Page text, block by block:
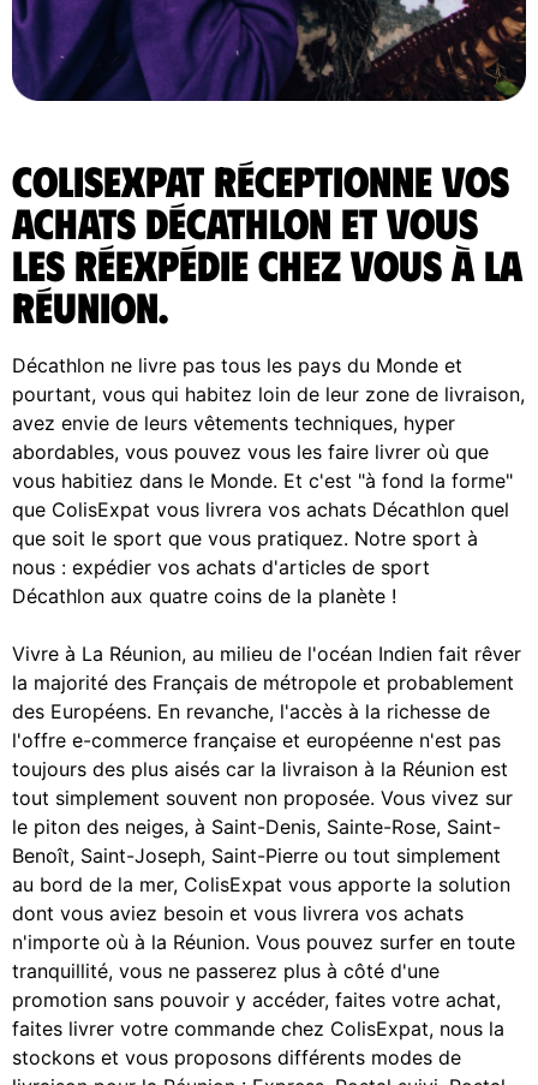
ColisExpat réceptionne vos
achats Décathlon et vous
les réexpédie chez vous à la
Réunion.
Décathlon ne livre pas tous les pays du Monde et
pourtant, vous qui habitez loin de leur zone de livraison,
avez envie de leurs vêtements techniques, hyper
abordables, vous pouvez vous les faire livrer où que
vous habitiez dans le Monde. Et c'est "à fond la forme"
que ColisExpat vous livrera vos achats Décathlon quel
que soit le sport que vous pratiquez. Notre sport à
nous : expédier vos achats d'articles de sport
Décathlon aux quatre coins de la planète !
Vivre à La Réunion, au milieu de l'océan Indien fait rêver
la majorité des Français de métropole et probablement
des Européens. En revanche, l'accès à la richesse de
l'offre e-commerce française et européenne n'est pas
toujours des plus aisés car la livraison à la Réunion est
tout simplement souvent non proposée. Vous vivez sur
le piton des neiges, à Saint-Denis, Sainte-Rose, Saint-
Benoît, Saint-Joseph, Saint-Pierre ou tout simplement
au bord de la mer, ColisExpat vous apporte la solution
dont vous aviez besoin et vous livrera vos achats
n'importe où à la Réunion. Vous pouvez surfer en toute
tranquillité, vous ne passerez plus à côté d'une
promotion sans pouvoir y accéder, faites votre achat,
faites livrer votre commande chez ColisExpat, nous la
stockons et vous proposons différents modes de